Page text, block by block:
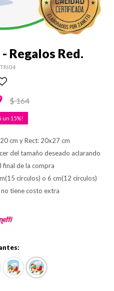
Regalos Red.
TRI04
$164
15
cm y Rect: 20x27 cm
del tamaño deseado aclarando
final de la compra
circulos) o 6 cm(12 circulos)
tiene costo extra